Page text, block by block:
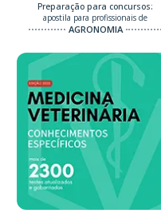
Preparação para concursos:
apostila para profissionais de
AGRONOMIA